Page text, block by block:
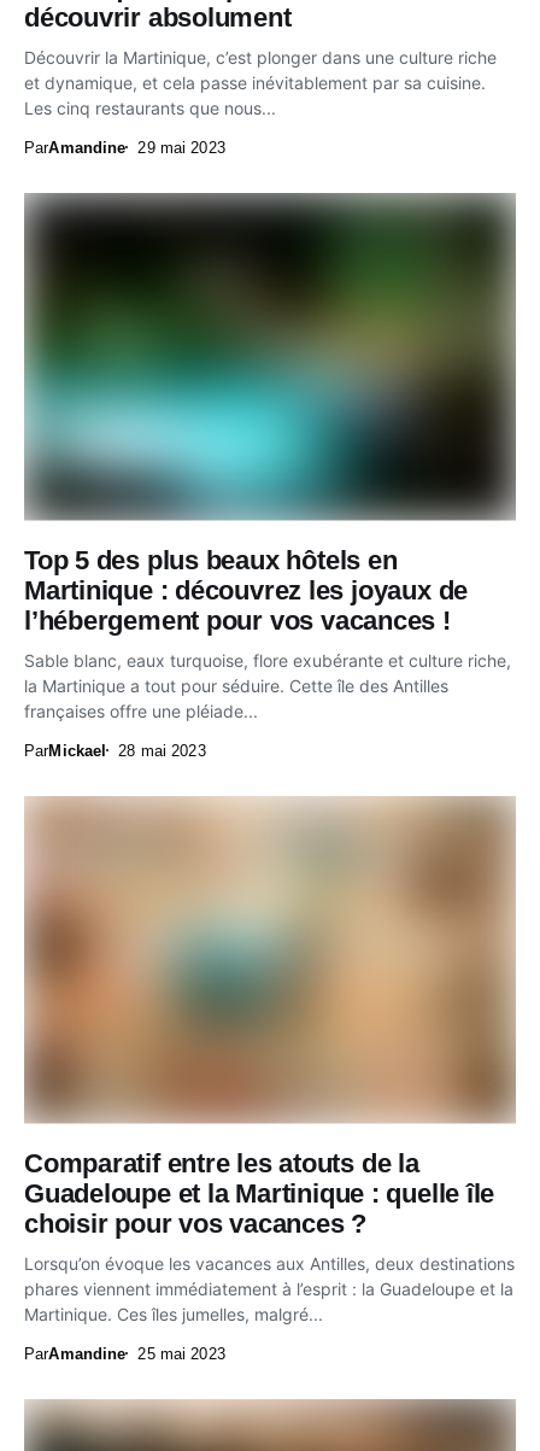
découvrir absolument
Découvrir la Martinique, c’est plonger dans une culture riche
et dynamique, et cela passe inévitablement par sa cuisine.
Les cinq restaurants que nous...
ParAmandine 29 mai 2023
Top 5 des plus beaux hôtels en
Martinique : découvrez les joyaux de
l’hébergement pour vos vacances !
Sable blanc, eaux turquoise, flore exubérante et culture riche,
la Martinique a tout pour séduire. Cette île des Antilles
françaises offre une pléiade...
ParMickael 28 mai 2023
Comparatif entre les atouts de la
Guadeloupe et la Martinique : quelle île
choisir pour vos vacances ?
Lorsqu’on évoque les vacances aux Antilles, deux destinations
phares viennent immédiatement à l’esprit : la Guadeloupe et la
Martinique. Ces îles jumelles, malgré...
ParAmandine 25 mai 2023